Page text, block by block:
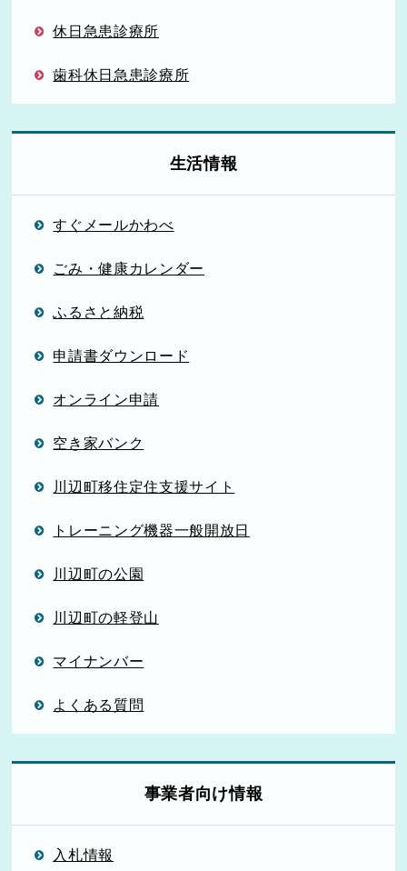
休日急患診療所
歯科休日急患診療所
生活情報
すぐメールかわべ
ごみ・健康カレンダー
ふるさと納税
申請書ダウンロード
オンライン申請
空き家バンク
川辺町移住定住支援サイト
トレーニング機器一般開放日
川辺町の公園
川辺町の軽登山
マイナンバー
よくある質問
事業者向け情報
入札情報